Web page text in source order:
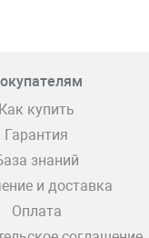
Как купить
Гарантия
знаний
и доставка
Оплата